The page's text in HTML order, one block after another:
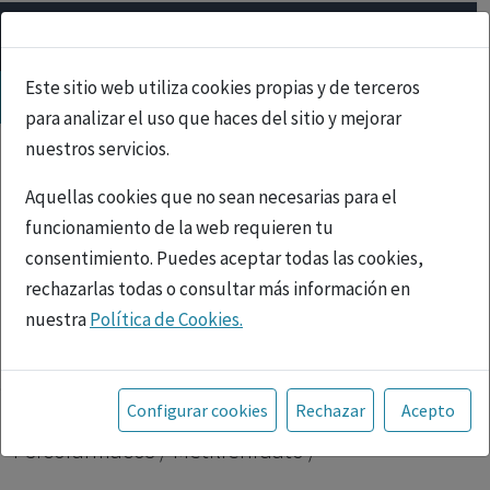
Este sitio web utiliza cookies propias y de terceros
para analizar el uso que haces del sitio y mejorar
nuestros servicios.
Aquellas cookies que no sean necesarias para el
funcionamiento de la web requieren tu
consentimiento. Puedes aceptar todas las cookies,
rechazarlas todas o consultar más información en
nuestraPolítica de Cookies.
Toda la información incluida en la Página Web está
referida a productos del mercado español y, por
tanto, dirigida a profesionales sanitarios legalmente
facultados para prescribir o dispensar medicamentos
Configurar cookies Rechazar Acepto
Psicofármacos| Metilfenidato |
Psicofármacos / Metilfenidato /